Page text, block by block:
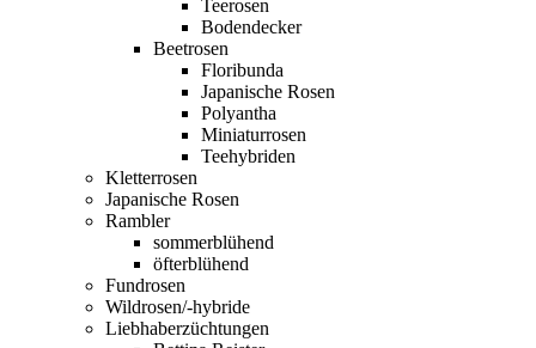
Teerosen
Bodendecker
Beetrosen
Floribunda
Japanische Rosen
Polyantha
Miniaturrosen
Teehybriden
Kletterrosen
Japanische Rosen
Rambler
sommerblühend
öfterblühend
Fundrosen
Wildrosen/-hybride
Liebhaberzüchtungen